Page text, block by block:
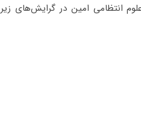
انتظامی امین در گرایش‌های زیر